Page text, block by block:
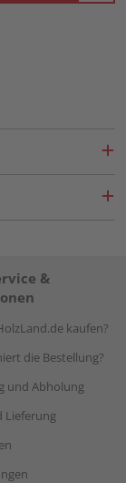
&
kaufen?
die Bestellung?
und Abholung
Lieferung